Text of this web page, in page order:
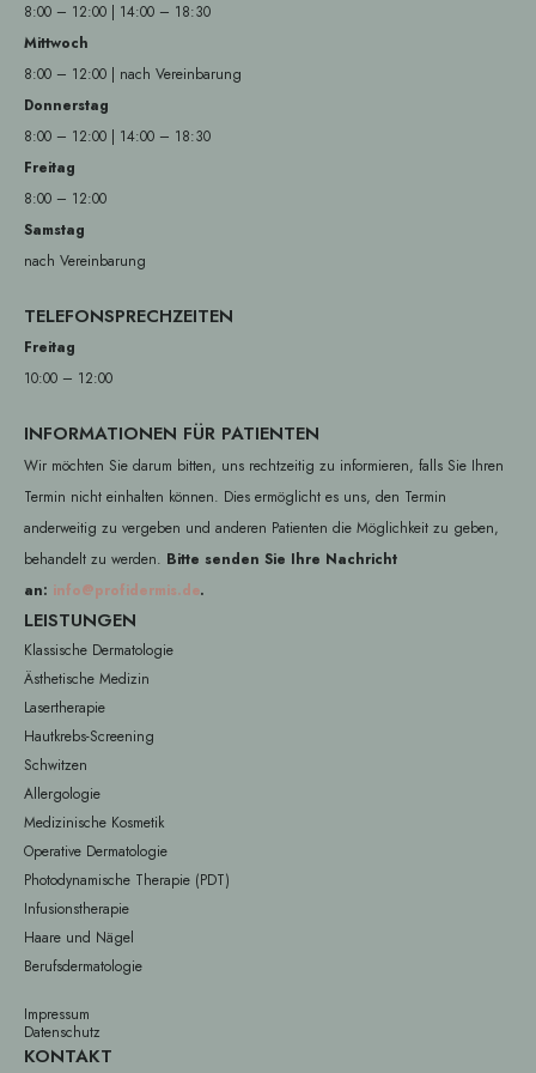
8:00 – 12:00 | 14:00 – 18:30
Mittwoch
8:00 – 12:00 | nach Vereinbarung
Donnerstag
8:00 – 12:00 | 14:00 – 18:30
Freitag
8:00 – 12:00
Samstag
nach Vereinbarung
TELEFONSPRECHZEITEN
Freitag
10:00 – 12:00
INFORMATIONEN FÜR PATIENTEN
Wir möchten Sie darum bitten, uns rechtzeitig zu informieren, falls Sie Ihren
Termin nicht einhalten können. Dies ermöglicht es uns, den Termin
anderweitig zu vergeben und anderen Patienten die Möglichkeit zu geben,
behandelt zu werden. Bitte senden Sie Ihre Nachricht
an: info@profidermis.de.
LEISTUNGEN
Klassische Dermatologie
Ästhetische Medizin
Lasertherapie
Hautkrebs-Screening
Schwitzen
Allergologie
Medizinische Kosmetik
Operative Dermatologie
Photodynamische Therapie (PDT)
Infusionstherapie
Haare und Nägel
Berufsdermatologie
Impressum
Datenschutz
KONTAKT